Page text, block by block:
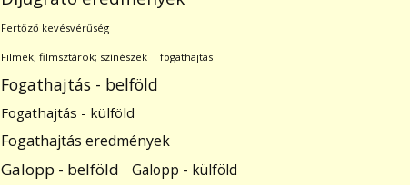
Fertőző kevésvérűség
Filmek; filmsztárok; színészek fogathajtás
Fogathajtás - belföld
Fogathajtás - külföld
Fogathajtás eredmények
Galopp - belföld Galopp - külföld